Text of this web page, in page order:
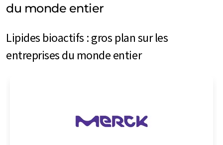
du monde entier
Lipides bioactifs : gros plan sur les
entreprises du monde entier